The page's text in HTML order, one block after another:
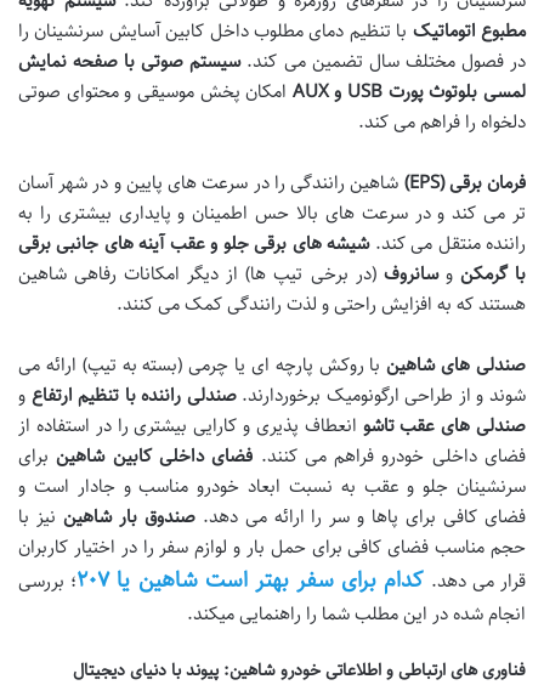
مطبوع اتوماتیک با تنظیم دمای مطلوب داخل کابین آسایش سرنشینان را
در فصول مختلف سال تضمین می کند.سیستم صوتی با صفحه نمایش
لمسی بلوتوث پورت
وAUX
امکان پخش موسیقی و محتوای صوتی
دلخواه را فراهم می کند.
فرمان برقی(EPS)
شاهین رانندگی را در سرعت های پایین و در شهر آسان
تر می کند و در سرعت های بالا حس اطمینان و پایداری بیشتری را به
راننده منتقل می کند.شیشه های برقی جلو و عقب آینه های جانبی برقی
با گرمکن وسانروف (در برخی تیپ ها) از دیگر امکانات رفاهی شاهین
هستند که به افزایش راحتی و لذت رانندگی کمک می کنند.
صندلی های شاهینبا روکش پارچه ای یا چرمی (بسته به تیپ) ارائه می
شوند و از طراحی ارگونومیک برخوردارند.صندلی راننده با تنظیم ارتفاع و
صندلی های عقب تاشو انعطاف پذیری و کارایی بیشتری را در استفاده از
فضای داخلی خودرو فراهم می کنند. فضای داخلی کابین شاهینبرای
سرنشینان جلو و عقب به نسبت ابعاد خودرو مناسب و جادار است و
فضای کافی برای پاها و سر را ارائه می دهد.صندوق بار شاهین نیز با
حجم مناسب فضای کافی برای حمل بار و لوازم سفر را در اختیار کاربران
قرار می دهد. کدام برای سفر بهتر است شاهین یا ۲۰۷
؛ بررسی
انجام شده در این مطلب شما را راهنمایی میکند.
فناوری های ارتباطی و اطلاعاتی خودرو شاهین: پیوند با دنیای دیجیتال